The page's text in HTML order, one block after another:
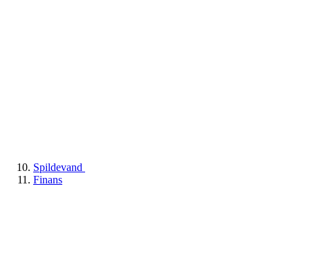
Spildevand
Finans